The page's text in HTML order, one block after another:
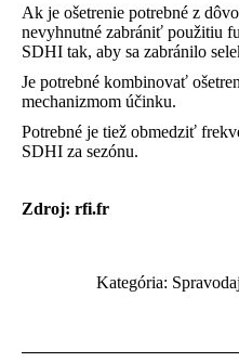
Ak je ošetrenie potrebné z
nevyhnutné zabrániť použitiu
SDHI tak, aby sa zabránilo
Je potrebné kombinovať
mechanizmom účinku.
Potrebné je tiež obmedziť
SDHI za sezónu.
Zdroj: rfi.fr
Kategória: